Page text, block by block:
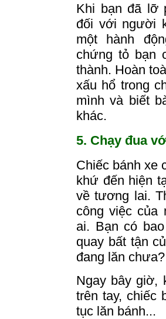
Khi bạn đã lỡ
đối với người
một hành
chứng tỏ bạn
thành. Hoàn
xấu hổ trong
mình và biết
khác.
5. Chạy đua
Chiếc bánhxe
khứ đến hiện
về tương lai.
công việc của
ai. Bạn có
quay bất tận
đang lăn chưa?
Ngay bây giờ,
trêntay, chiếc
tục lăn bánh...